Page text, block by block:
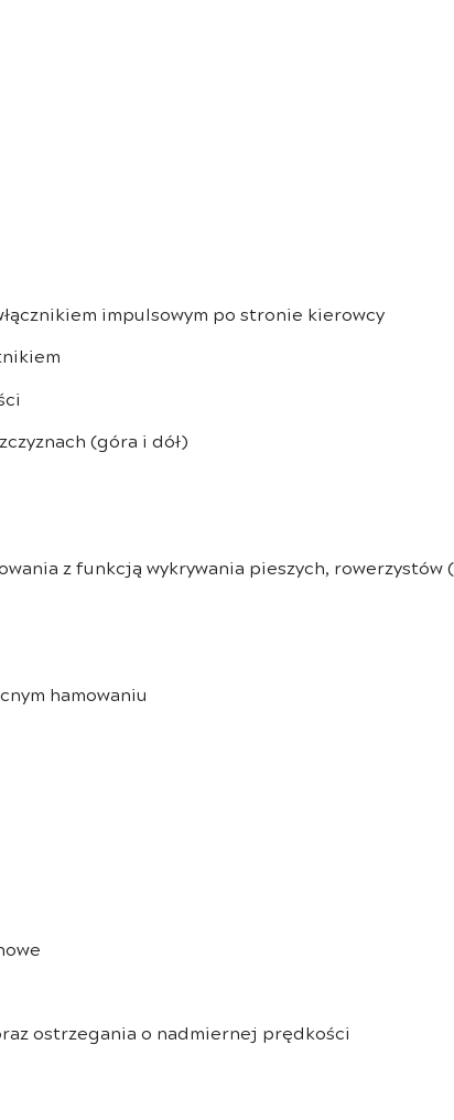
impulsowym po stronie kierowcy
(góra i dół)
z funkcją wykrywania pieszych, rowerzystów
hamowaniu
ostrzegania o nadmiernej prędkości